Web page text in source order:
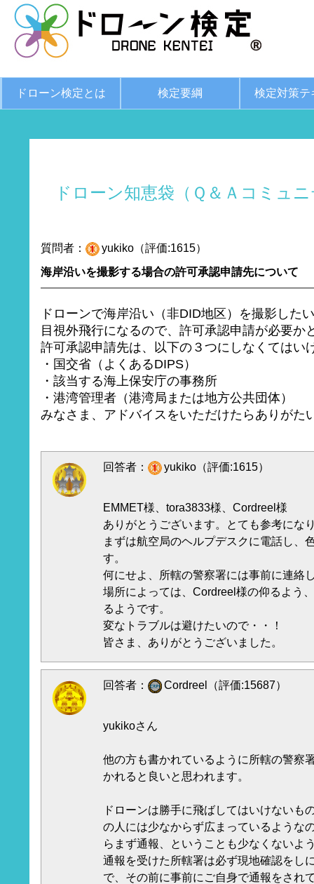
ドローン検定とは 検定要綱 検定対策テ
ドローン知恵袋（Ｑ＆Ａコミュ
質問者：
yukiko（評価:1615）
海岸沿いを撮影する場合の許可承認申請先について
ドローンで海岸沿い（非DID地区）を撮影した
目視外飛行になるので、許可承認申請が必要か
許可承認申請先は、以下の３つにしなくてはい
・国交省（よくあるDIPS）
・該当する海上保安庁の事務所
・港湾管理者（港湾局または地方公共団体）
みなさま、アドバイスをいただけたらありがた
回答者： yukiko（評価:1615）
EMMET様、tora3833様、Cordreel様
ありがとうございます。とても参考にな
まずは航空局のヘルプデスクに電話し、
す。
何にせよ、所轄の警察署には事前に連絡
場所によっては、Cordreel様の仰るよう
るようです。
変なトラブルは避けたいので・・！
皆さま、ありがとうございました。
回答者： Cordreel（評価:15687）
yukikoさん
他の方も書かれているように所轄の警察
かれると良いと思われます。
ドローンは勝手に飛ばしてはいけないも
の人には少なからず広まっているような
らまず通報、ということも少なくないよ
通報を受けた所轄署は必ず現地確認をし
で、その前に事前にご自身で通報をされ